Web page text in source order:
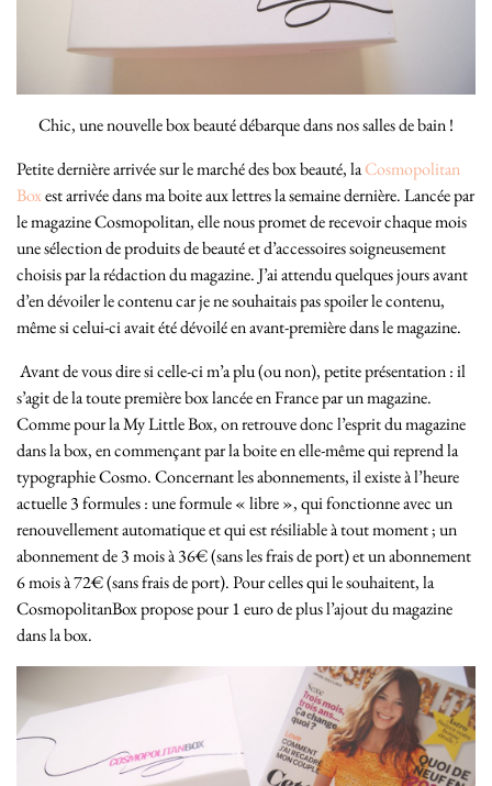
Chic, une nouvelle box beauté débarque dans nos salles de bain !
Petite dernière arrivée sur le marché des box beauté, laCosmopolitan
Boxest arrivée dans ma boite aux lettres la semaine dernière. Lancée par
le magazine Cosmopolitan, elle nous promet de recevoir chaque mois
une sélection de produits de beauté et d’accessoires soigneusement
choisis par la rédaction du magazine. J’ai attendu quelques jours avant
d’en dévoiler le contenu car je ne souhaitais pas spoiler le contenu,
même si celui-ci avait été dévoilé en avant-première dans le magazine.
Avant de vous dire si celle-ci m’a plu (ou non), petite présentation : il
s’agit de la toute première box lancée en France par un magazine.
Comme pour la My Little Box, on retrouve donc l’esprit du magazine
dans la box, en commençant par la boite en elle-même qui reprend la
typographie Cosmo. Concernant les abonnements, il existe à l’heure
actuelle 3 formules : une formule « libre », qui fonctionne avec un
renouvellement automatique et qui est résiliable à tout moment ; un
abonnement de 3 mois à 36€ (sans les frais de port) et un abonnement
6 mois à 72€ (sans frais de port). Pour celles qui le souhaitent, la
CosmopolitanBox propose pour 1 euro de plus l’ajout du magazine
dans la box.